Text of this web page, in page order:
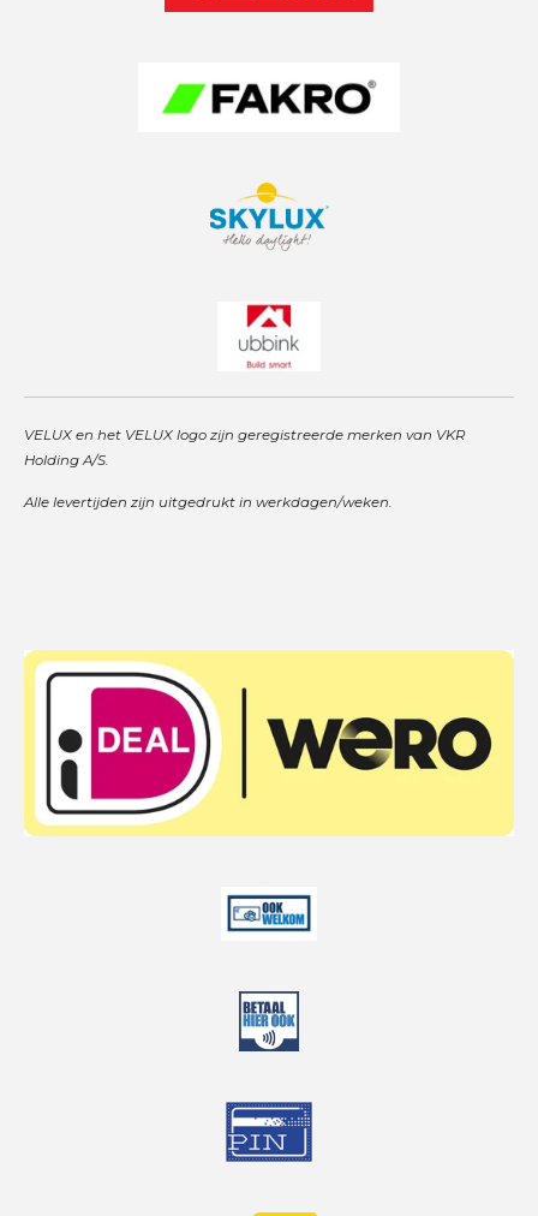
VELUX en het VELUX logo zijn geregistreerde merken van VKR
Holding A/S.
Alle levertijden zijn uitgedrukt in werkdagen/weken.